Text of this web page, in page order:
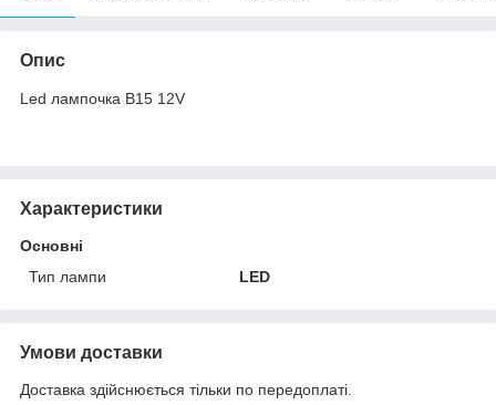
Опис
Led лампочка B15 12V
Характеристики
Основні
Тип лампи
LED
Умови доставки
Доставка здійснюється тільки по передоплаті.